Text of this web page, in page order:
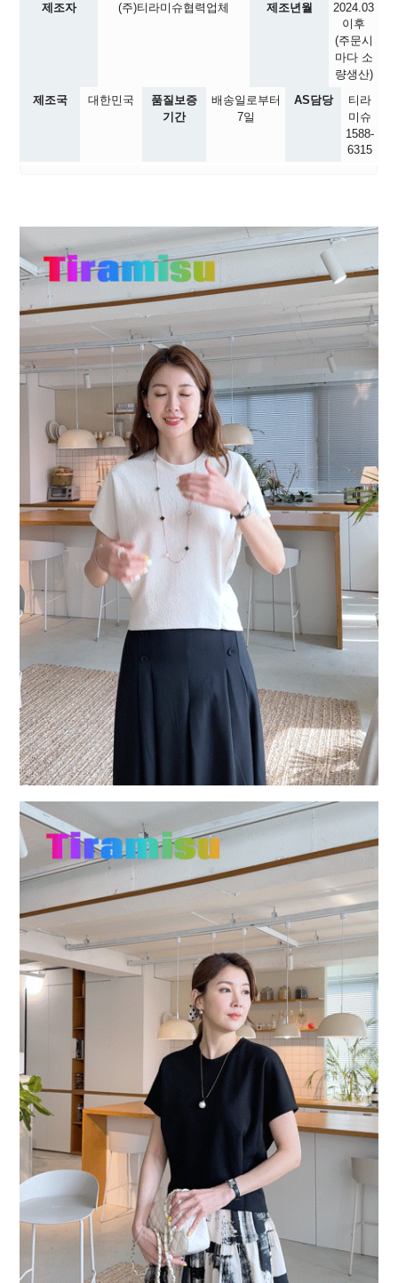
제조자 (주)티라미슈협력업체 제조년월
2024.03
이후
(주문시
마다 소
량생산)
제조국
대한민국
품질보증
기간
배송일로부터
7일
AS담당
티라
미슈
1588-
6315